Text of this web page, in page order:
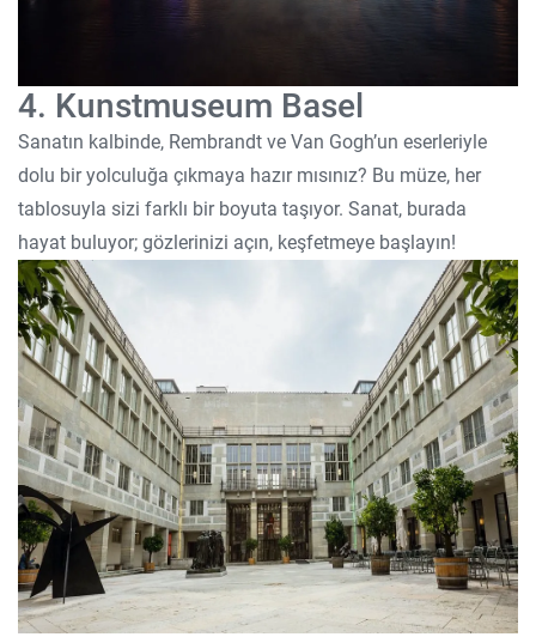
4. Kunstmuseum Basel
Sanatın kalbinde, Rembrandt ve Van Gogh’un eserleriyle
dolu bir yolculuğa çıkmaya hazır mısınız? Bu müze, her
tablosuyla sizi farklı bir boyuta taşıyor. Sanat, burada
hayat buluyor; gözlerinizi açın, keşfetmeye başlayın!